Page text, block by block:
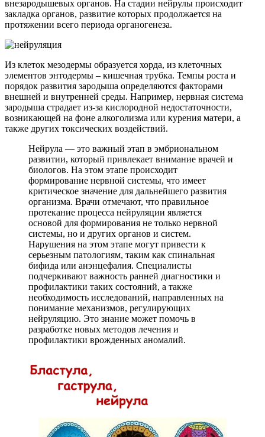
внезародышевых органов. На стадии нейрулы происходит
закладка органов, развитие которых продолжается на
протяжении всего периода органогенеза.
Из клеток мезодермы образуется хорда, из клеточных
элементов энтодермы – кишечная трубка. Темпы роста и
порядок развития зародыша определяются факторами
внешней и внутренней среды. Например, нервная система
зародыша страдает из-за кислородной недостаточности,
возникающей на фоне алкоголизма или курения матери, а
также других токсических воздействий.
Нейрула — это важный этап в эмбриональном
развитии, который привлекает внимание врачей и
биологов. На этом этапе происходит
формирование нервной системы, что имеет
критическое значение для дальнейшего развития
организма. Врачи отмечают, что правильное
протекание процесса нейруляции является
основой для формирования не только нервной
системы, но и других органов и систем.
Нарушения на этом этапе могут привести к
серьезным патологиям, таким как спинальная
бифида или анэнцефалия. Специалисты
подчеркивают важность ранней диагностики и
профилактики таких состояний, а также
необходимость исследований, направленных на
понимание механизмов, регулирующих
нейруляцию. Это знание может помочь в
разработке новых методов лечения и
профилактики врожденных аномалий.